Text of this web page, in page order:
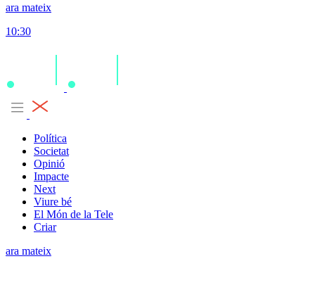
ara mateix
10:30
Política
Societat
Opinió
Impacte
Next
Viure bé
El Món de la Tele
Criar
ara mateix